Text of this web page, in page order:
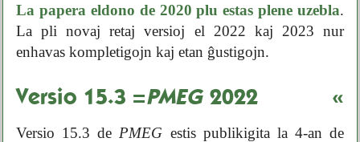
La papera eldono de 2020 plu estas plene uzebla.
La pli novaj retaj versioj el 2022 kaj 2023 nur
enhavas kompletigojn kaj etan ĝustigojn.
Versio 15.3 =PMEG 2022 «
Versio 15.3 de PMEG estis publikigita la 4-an de